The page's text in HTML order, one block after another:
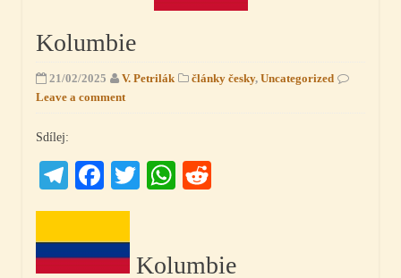
Kolumbie
21/02/2025 V. Petrilák články česky, Uncategorized
Leave a comment
Sdílej:
Telegram
Facebook
TwitterWhatsApp
Kolumbie